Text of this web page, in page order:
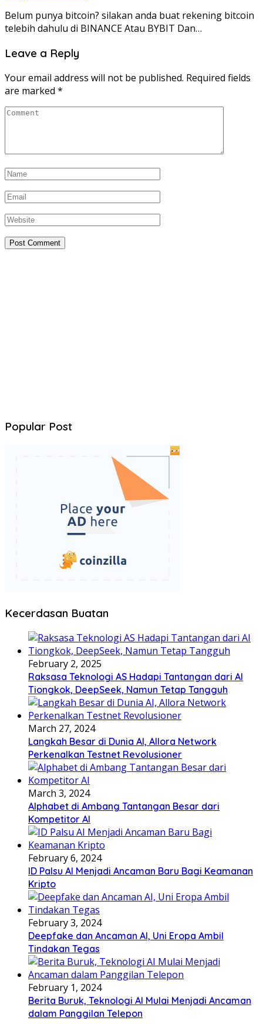
Belum punya bitcoin? silakan anda buat rekening bitcoin
telebih dahulu di BINANCE Atau BYBIT Dan…
Leave a Reply
Your email address will not be published. Required fields
are marked *
Popular Post
Kecerdasan Buatan
February 2, 2025
Raksasa Teknologi AS Hadapi Tantangan dari AI
Tiongkok, DeepSeek, Namun Tetap Tangguh
March 27, 2024
Langkah Besar di Dunia AI, Allora Network
Perkenalkan Testnet Revolusioner
March 3, 2024
Alphabet di Ambang Tantangan Besar dari
Kompetitor AI
February 6, 2024
ID Palsu AI Menjadi Ancaman Baru Bagi Keamanan
Kripto
February 3, 2024
Deepfake dan Ancaman AI, Uni Eropa Ambil
Tindakan Tegas
February 1, 2024
Berita Buruk, Teknologi AI Mulai Menjadi Ancaman
dalam Panggilan Telepon